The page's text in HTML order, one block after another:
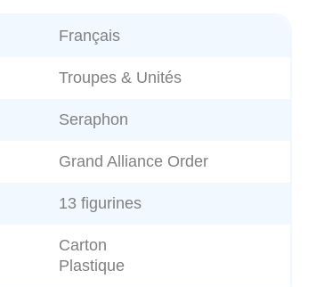
Français
Troupes & Unités
Seraphon
Grand Alliance Order
13 figurines
Carton
Plastique